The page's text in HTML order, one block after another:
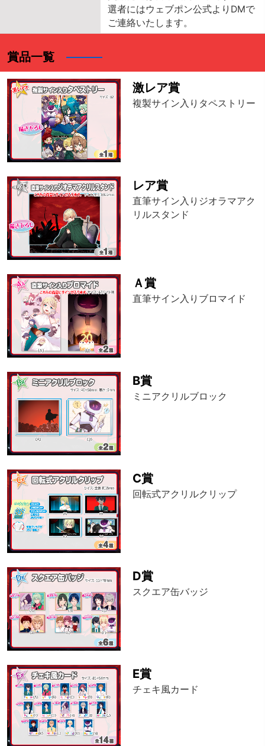
選者にはウェブポン公式よりDMで
ご連絡いたします。
賞品一覧
激レア賞
複製サイン入りタペストリー
レア賞
直筆サイン入りジオラマアク
リルスタンド
Ａ賞
直筆サイン入りブロマイド
B賞
ミニアクリルブロック
C賞
回転式アクリルクリップ
D賞
スクエア缶バッジ
E賞
チェキ風カード